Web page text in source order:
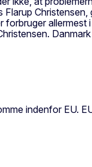
allermest
Danmark
indenfor EU.